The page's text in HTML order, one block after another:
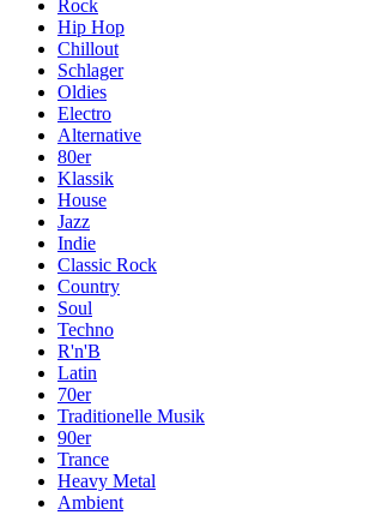
Rock
Hip Hop
Chillout
Schlager
Oldies
Electro
Alternative
80er
Klassik
House
Jazz
Indie
Classic Rock
Country
Soul
Techno
R'n'B
Latin
70er
Traditionelle Musik
90er
Trance
Heavy Metal
Ambient